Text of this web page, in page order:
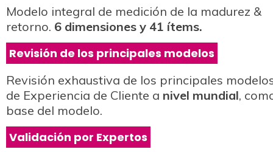
Modelo integral de medición de la madurez &
retorno. 6 dimensiones y 41 ítems.
Revisión de los principales modelos
Revisión exhaustiva de los principales
de Experiencia de Cliente a nivel mundial,
base del modelo.
Validación por Expertos